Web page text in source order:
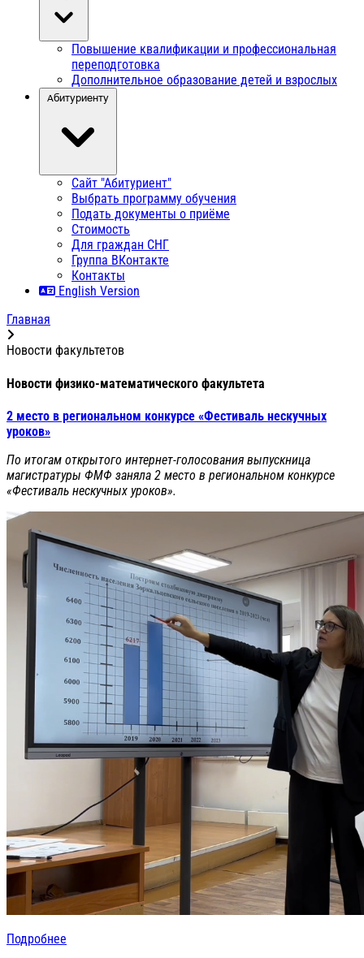
Повышение квалификации и профессиональная
переподготовка
Дополнительное образование детей и взрослых
Абитуриенту
Сайт "Абитуриент"
Выбрать программу обучения
Подать документы о приёме
Стоимость
Для граждан СНГ
Группа ВКонтакте
Контакты
English Version
Главная
Новости факультетов
Новости физико-математического факультета
2 место в региональном конкурсе «Фестиваль нескучных
уроков»
По итогам открытого интернет-голосования выпускница
магистратуры ФМФ заняла 2 место в региональном конкурсе
«Фестиваль нескучных уроков».
Подробнее